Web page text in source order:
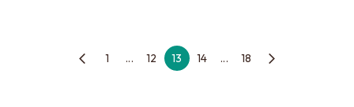
1 ... 12 13 14 ... 18